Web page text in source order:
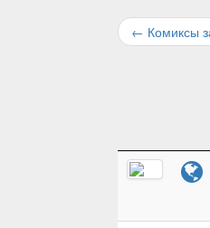
← Комиксы